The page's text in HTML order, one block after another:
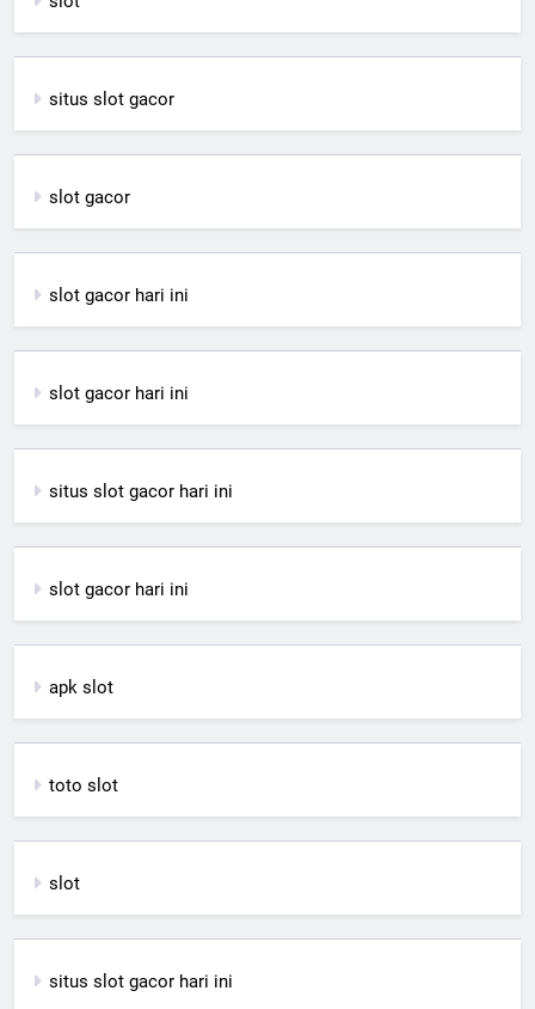
situs slot gacor
slot gacor
slot gacor hari ini
slot gacor hari ini
situs slot gacor hari ini
slot gacor hari ini
apk slot
toto slot
slot
situs slot gacor hari ini